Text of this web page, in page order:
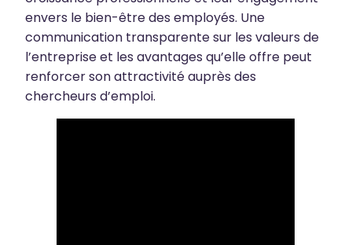
envers le bien-être des employés. Une
communication transparente sur les valeurs de
l’entreprise et les avantages qu’elle offre peut
renforcer son attractivité auprès des
chercheurs d’emploi.